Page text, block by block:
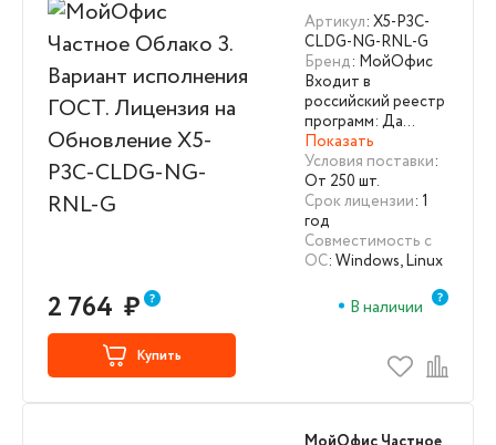
исполнения ГОСТ.
Лицензия на
Обновление X5-
P3C-CLDG-NG-
RNL-G
Артикул: X5-P3C-
CLDG-NG-RNL-G
Бренд: МойОфис
Входит в
российский реестр
программ: Да…
Показать
Условия поставки:
От 250 шт.
Срок лицензии: 1
год
Совместимость с
ОС: Windows, Linux
2 764 ₽ В наличии
Купить